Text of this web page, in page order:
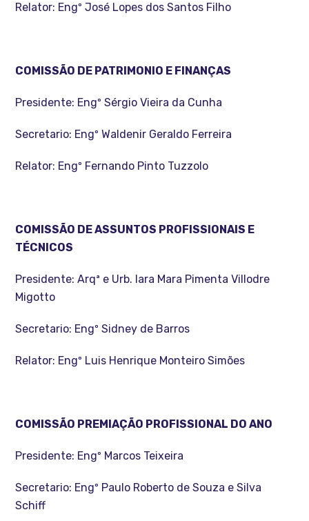
Relator: Engº José Lopes dos Santos Filho
COMISSÃO DE PATRIMONIO E FINANÇAS
Presidente: Engº Sérgio Vieira da Cunha
Secretario: Engº Waldenir Geraldo Ferreira
Relator: Engº Fernando Pinto Tuzzolo
COMISSÃO DE ASSUNTOS PROFISSIONAIS E
TÉCNICOS
Presidente: Arqª e Urb. Iara Mara Pimenta Villodre
Migotto
Secretario: Engº Sidney de Barros
Relator: Engº Luis Henrique Monteiro Simões
COMISSÃO PREMIAÇÃO PROFISSIONAL DO ANO
Presidente: Engº Marcos Teixeira
Secretario: Engº Paulo Roberto de Souza e Silva
Schiff